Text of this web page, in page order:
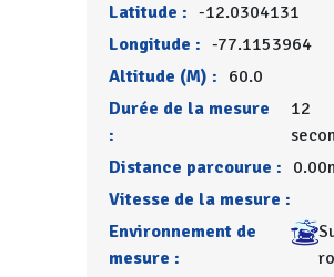
Latitude : -12.0304131
Longitude : -77.1153964
Altitude (M) : 60.0
Durée de la mesure
:
12
Distance parcourue :
Vitesse de la mesure :
Environnement de
mesure :